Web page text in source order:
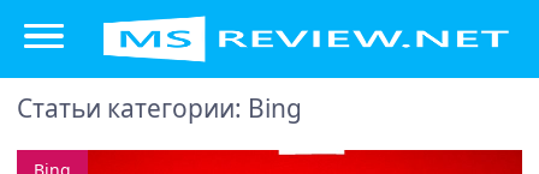
Статьи категории: Bing